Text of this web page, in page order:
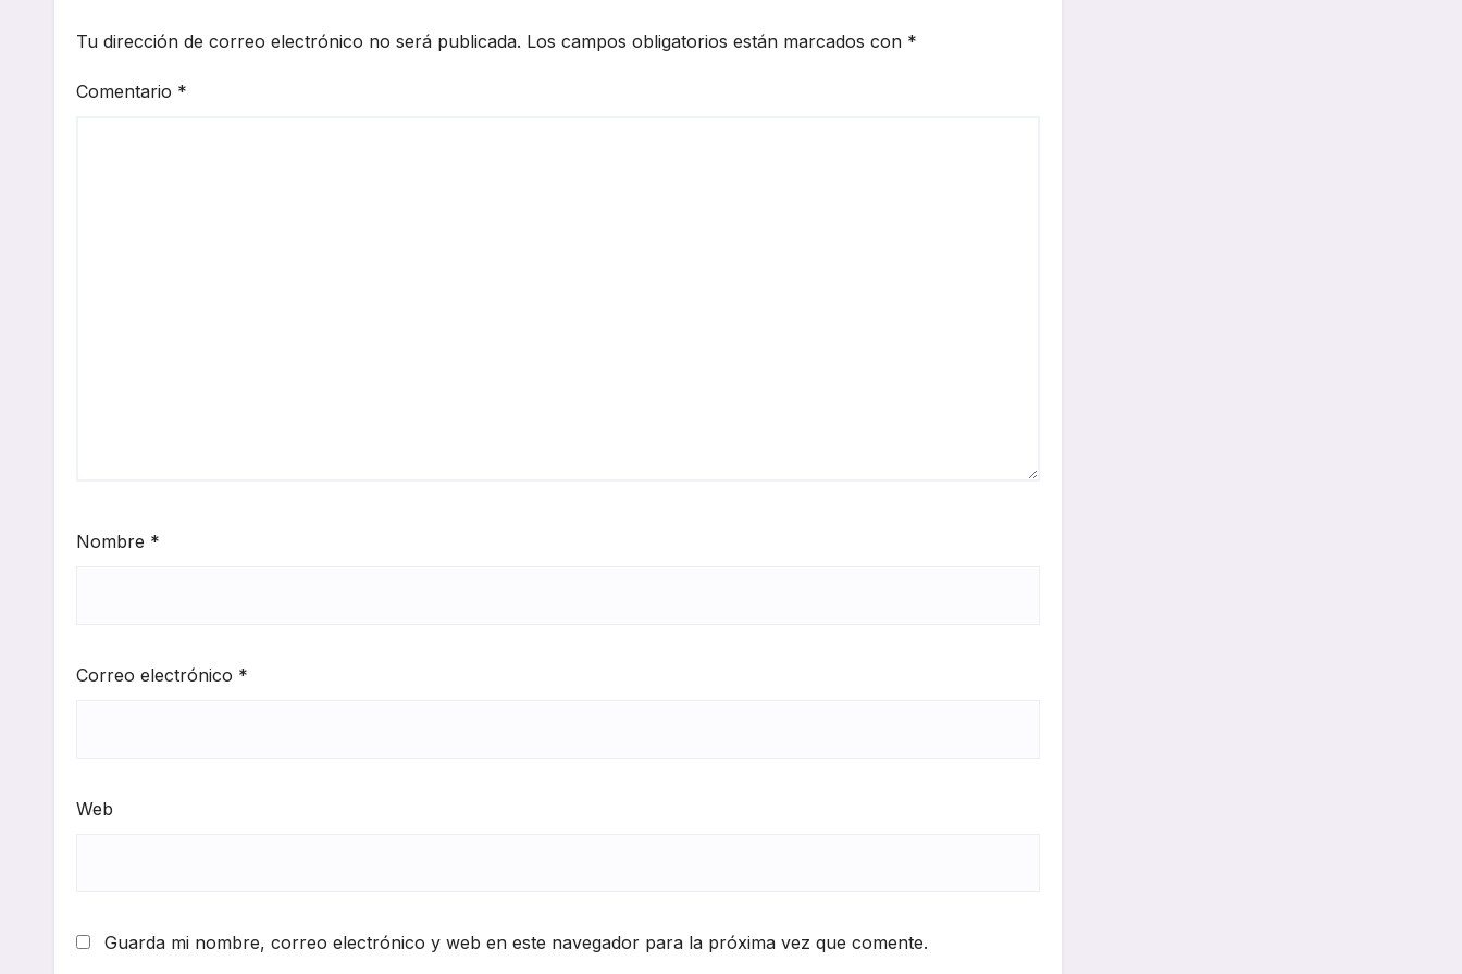
Tu dirección de correo electrónico no será publicada. Los campos obligatorios están marcados con *
Comentario *
Nombre *
Correo electrónico *
Web
Guarda mi nombre, correo electrónico y web en este navegador para la próxima vez que comente.